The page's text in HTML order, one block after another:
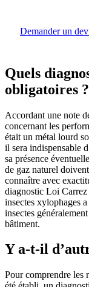
Demander un
Quels
obligatoires ?
Accordant une note
concernant les
était un métal lourd
il sera indispensable
sa présence
de gaz naturel
connaître avec
diagnostic Loi Carrez
insectes xylophages
insectes
bâtiment.
Y a-t-il
Pour comprendre les